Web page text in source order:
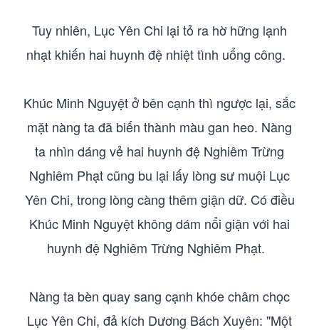
Tuy nhiên, Lục Yên Chi lại tỏ ra hờ hững lạnh
nhạt khiến hai huynh đệ nhiệt tình uổng công.
Khúc Minh Nguyệt ở bên cạnh thì ngược lại, sắc
mặt nàng ta đã biến thành màu gan heo. Nàng
ta nhìn dáng vẻ hai huynh đệ Nghiêm Trừng
Nghiêm Phạt cũng bu lại lấy lòng sư muội Lục
Yên Chi, trong lòng càng thêm giận dữ. Có điều
Khúc Minh Nguyệt không dám nổi giận với hai
huynh đệ Nghiêm Trừng Nghiêm Phạt.
Nàng ta bèn quay sang cạnh khóe châm chọc
Lục Yên Chi, đả kích Dương Bách Xuyên: "Một